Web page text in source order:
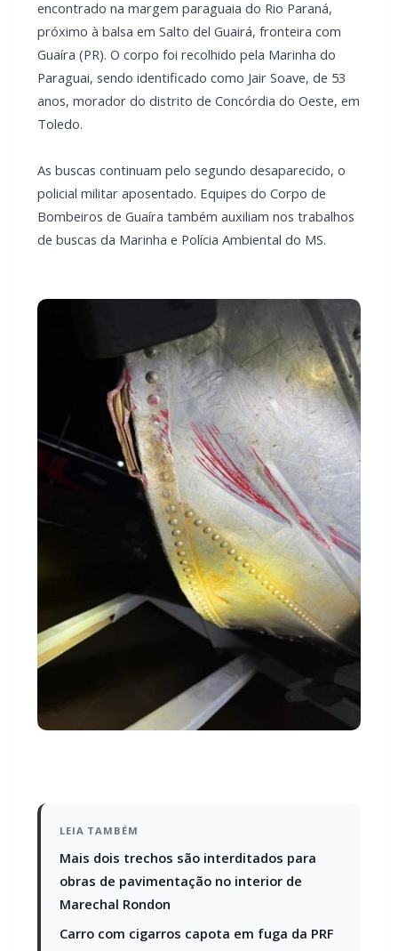
Conforme as informações da Polícia Ambiental do MS e da
Marinha do Brasil, saíram do Porto Izabel para pescar na
quinta-feira e não retornaram mais.
Já na sexta-feira, buscas foram realizadas por pescadores e
policiais ambientais, sendo encontrada a embarcação, sem
do barco com uma boia de sinalização.
Os pertences dos pescadores, incluindo a arma do policial
aposentado, foram recolhidas pelas autoridades, que
Na manhã deste sábado (28), um corpo foi encontrado na
margem paraguaia do Rio Paraná, próximo à balsa em Salto
del Guairá, fronteira com Guaíra (PR). O corpo foi recolhido
pela Marinha do Paraguai, sendo identificado como Jair
Soave, de 53 anos, morador do distrito de Concórdia do
Oeste, em Toledo.
As buscas continuam pelo segundo desaparecido, o policial
militar aposentado. Equipes do Corpo de Bombeiros de
Guaíra também auxiliam nos trabalhos de buscas da
Marinha e Polícia Ambiental do MS.